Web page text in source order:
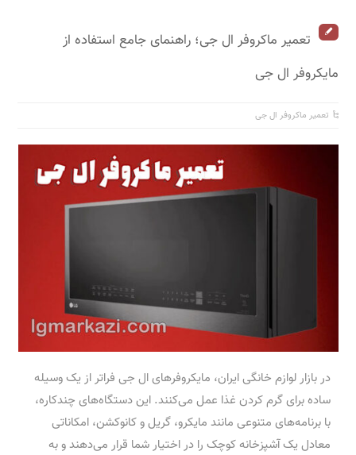
تعمیر ماکروفر ال جی؛ راهنمای جامع استفاده از
مایکروفر ال جی
تعمیر ماکروفر ال جی
در بازار لوازم خانگی ایران، مایکروفرهای ال جی فراتر از یک وسیله
ساده برای گرم کردن غذا عمل می‌کنند. این دستگاه‌های چندکاره،
با برنامه‌های متنوعی مانند مایکرو، گریل و کانوکشن، امکاناتی
معادل یک آشپزخانه کوچک را در اختیار شما قرار می‌دهند و به